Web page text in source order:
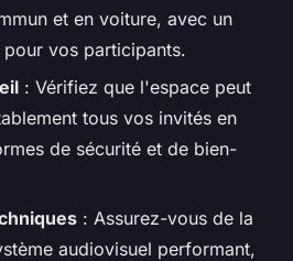
et en voiture, avec un
vos participants.
: Vérifiez que l'espace peut
tous vos invités en
de sécurité et de bien-
: Assurez-vous de la
audiovisuel performant,